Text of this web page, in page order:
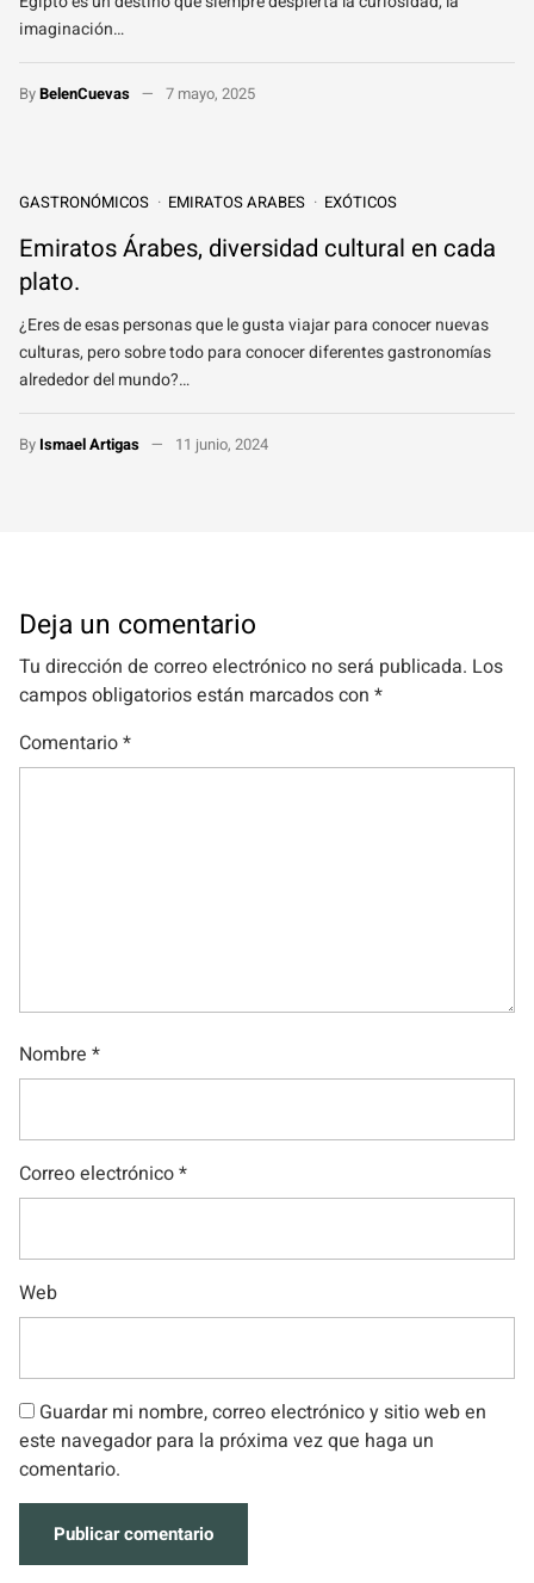
imaginación…
ByBelenCuevas 7 mayo, 2025
GASTRONÓMICOS EMIRATOS ARABES EXÓTICOS
Emiratos Árabes, diversidad cultural en cada
plato.
¿Eres de esas personas que le gusta viajar para conocer nuevas
culturas, pero sobre todo para conocer diferentes gastronomías
alrededor del mundo?…
By Ismael Artigas 11 junio, 2024
Deja un comentario
Tu dirección de correo electrónico no será publicada. Los
campos obligatorios están marcados con *
Comentario*
Nombre *
Correo electrónico*
Web
Guardar mi nombre, correo electrónico y sitio web en
este navegador para la próxima vez que haga un
comentario.